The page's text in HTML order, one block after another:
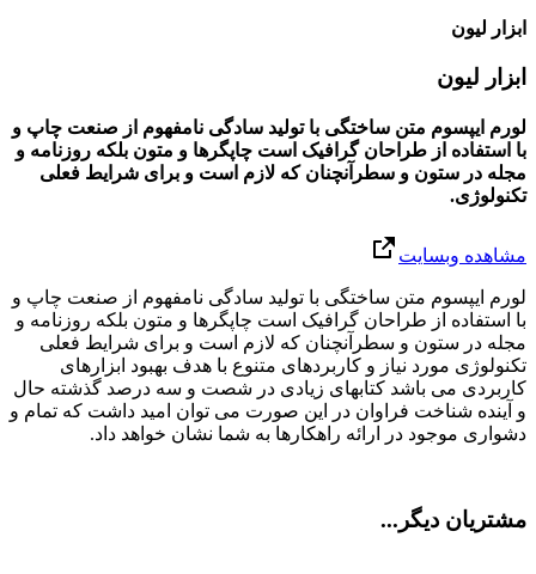
ابزار لیون
ابزار لیون
لورم ایپسوم متن ساختگی با تولید سادگی نامفهوم از صنعت چاپ و
با استفاده از طراحان گرافیک است چاپگرها و متون بلکه روزنامه و
مجله در ستون و سطرآنچنان که لازم است و برای شرایط فعلی
تکنولوژی.
مشاهده وبسایت
لورم ایپسوم متن ساختگی با تولید سادگی نامفهوم از صنعت چاپ و
با استفاده از طراحان گرافیک است چاپگرها و متون بلکه روزنامه و
مجله در ستون و سطرآنچنان که لازم است و برای شرایط فعلی
تکنولوژی مورد نیاز و کاربردهای متنوع با هدف بهبود ابزارهای
کاربردی می باشد کتابهای زیادی در شصت و سه درصد گذشته حال
و آینده شناخت فراوان در این صورت می توان امید داشت که تمام و
دشواری موجود در ارائه راهکارها به شما نشان خواهد داد.
مشتریان دیگر...